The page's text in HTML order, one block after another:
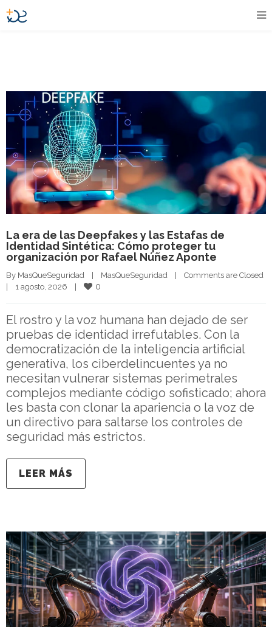
La era de las Deepfakes y las Estafas de
Identidad Sintética: Cómo proteger tu
organización por Rafael Núñez Aponte
By MasQueSeguridad | MasQueSeguridad |
Comments are Closed
|
1 agosto, 2026 | 0
El rostro y la voz humana han dejado de ser
pruebas de identidad irrefutables. Con la
democratización de la inteligencia artificial
generativa, los ciberdelincuentes ya no
necesitan vulnerar sistemas perimetrales
complejos mediante código sofisticado; ahora
les basta con clonar la apariencia o la voz de
un directivo para saltarse los controles de
seguridad más estrictos.
LEER MÁS